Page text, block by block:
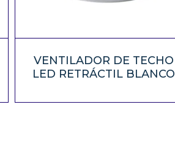
VENTILADOR DE TECHO
LED RETRÁCTIL BLANCO